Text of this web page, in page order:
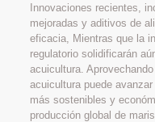
Innovaciones recientes,
mejoradas y aditivos de
eficacia, Mientras que la
regulatorio solidificarán
acuicultura.
acuicultura puede
más sostenibles y
producción global de